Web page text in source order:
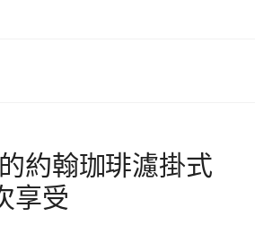
約翰珈琲濾掛式
享受